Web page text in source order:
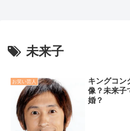
未来子
お笑い芸人
キングコン
像？未来子
婚？